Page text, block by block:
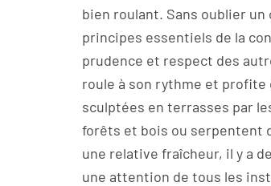
bien roulant. Sans oublier
principes essentiels de la
prudence et respect des
roule à son rythme et profite
sculptées en terrasses par
forêts et bois ou serpentent
une relative fraîcheur, il y a
une attention de tous les